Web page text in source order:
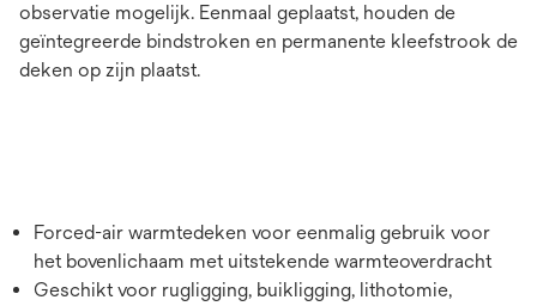
observatie mogelijk. Eenmaal geplaatst, houden de
geïntegreerde bindstroken en permanente kleefstrook de
deken op zijn plaatst.
Forced-air warmtedeken voor eenmalig gebruik voor
het bovenlichaam met uitstekende warmteoverdracht
Geschikt voor rugligging, buikligging, lithotomie,